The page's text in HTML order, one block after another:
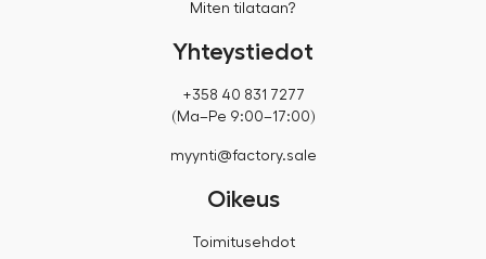
Miten tilataan?
Yhteystiedot
+358 40 831 7277
(Ma–Pe 9:00–17:00)
myynti@factory.sale
Oikeus
Toimitusehdot